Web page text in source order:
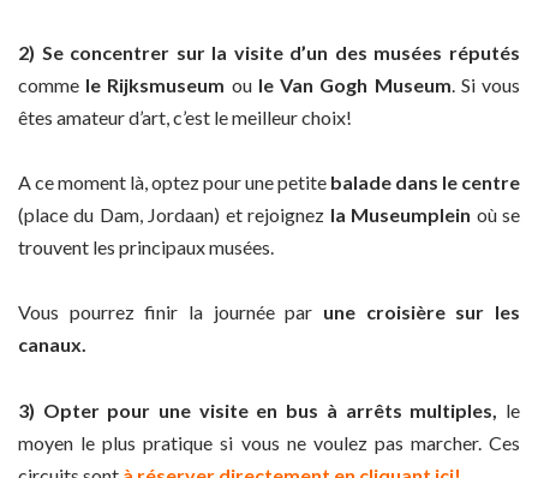
2) Se concentrer sur la visite d’un des musées réputés
comme le Rijksmuseum ou le Van Gogh Museum . Si vous
êtes amateur d’art, c’est le meilleur choix!
A ce moment là, optez pour une petite balade dans le centre
(place du Dam, Jordaan) et rejoignez la Museumplein où se
trouvent les principaux musées.
Vous pourrez finir la journée par une croisière sur les
canaux.
3) Opter pour une visite en bus à arrêts multiples,
le
moyen le plus pratique si vous ne voulez pas marcher. Ces